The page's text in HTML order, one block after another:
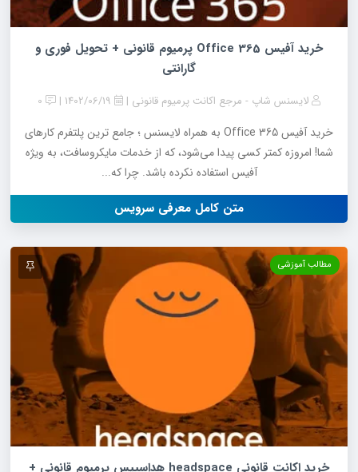
خرید آفیس 365 Office پرمیوم قانونی + تحویل فوری و
گارانتی
لایسنس شاپ - مرجع اکانت پرمیوم قانونی
خرید آفیس 365 Office به همراه لایسنس ؛ جامع ترین پلتفرم کارهای
شما! امروزه کمتر کسی پیدا می‌شود، که از خدمات مایکروسافت، به ویژه
آفیس استفاده نکرده باشد. چرا که...
متن کامل معرفی سرویس
مطالب آموزشی
خرید اکانت قانونی headspace هداسپیس پرمیوم قانونی +